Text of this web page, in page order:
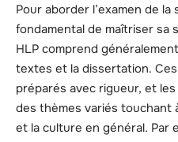
Pour aborder l’examen de la
fondamental de maîtriser sa
HLP comprend
textes et la dissertation.
préparés avec rigueur, et
des thèmes variés touchant
et la culture en général. Par